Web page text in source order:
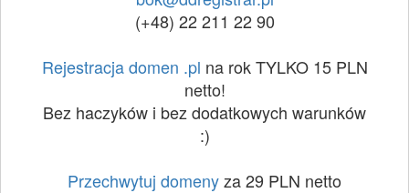
(+48) 22 211 22 90
Rejestracja domen .pl na rok TYLKO 15 PLN
netto!
Bez haczyków i bez dodatkowych warunków
:)
Przechwytuj domenyza 29 PLN netto